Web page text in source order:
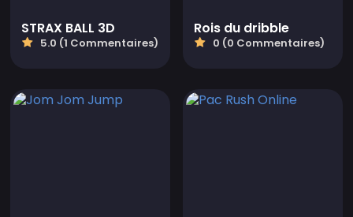
STRAX BALL 3D
5.0 (1 Commentaires)
Rois du dribble
0 (0 Commentaires)